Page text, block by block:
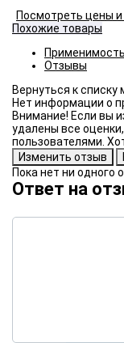
Посмотреть цены и
Похожие товары
Применимость
Отзывы
Нет информации о
Внимание! Если вы
удалены все
пользователями.
Пока нет ни
Ответ на